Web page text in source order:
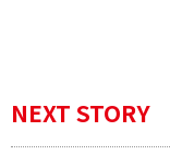
NEXT STORY